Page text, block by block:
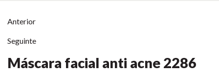
Anterior
Seguinte
Máscara facial anti acne 2286